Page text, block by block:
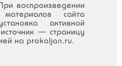
воспроизведении
материалов сайта
активной
— страницу
на prokaljan.ru.